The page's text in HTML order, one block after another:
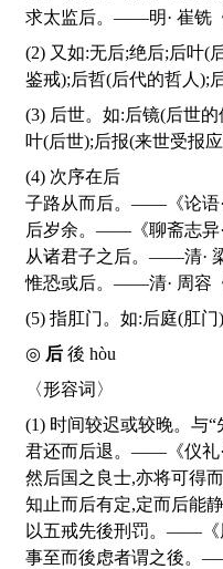
求太监后。——明· 崔铣
(2) 又如:无后;绝后;后叶(后代);后胤(子孙,后裔);后戒(后人的
鉴戒);后哲(后代的哲人);
(3) 后世。如:后镜(后世的借镜);后后烈(流传后世的业绩);后
叶(后世);后报(来世受报
(4) 次序在后
子路从而后。——《论语·
后岁余。——《聊斋志异·
从诸君子之后。——清·
惟恐或后。——清· 周容
(5) 指肛门。如:后庭(肛
后 後 hòu
〈形容词〉
(1) 时间较迟或较晚。与
君还而后退。——《仪礼·
然后国之良士,亦将可得
知止而后有定,定而后能
以五戒先後刑罚。——《
事至而後虑者谓之後。